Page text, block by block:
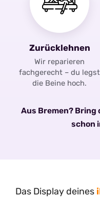
Zurücklehnen
Wir reparieren
fachgerecht – du legst
die Beine hoch.
Aus Bremen? Bring
schon
Das Display deines